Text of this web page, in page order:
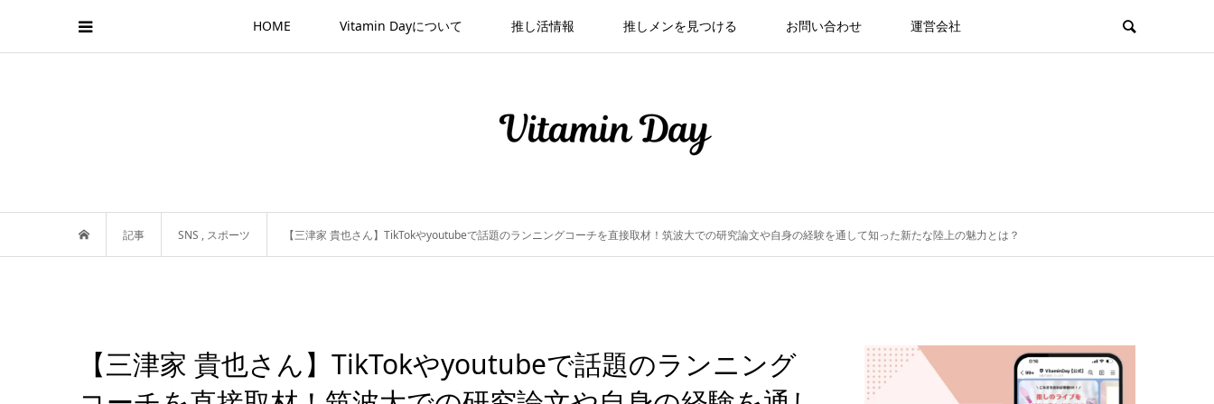
HOME Vitamin Dayについて 推し活情報 推しメンを見つける お問い合わせ 運営会社
記事 SNS , スポーツ 【三津家 貴也さん】TikTokやyoutubeで話題のランニングコーチを直接取材！筑波大での研究論文や自身の経験を通して知った新たな陸上の魅力とは？
【三津家 貴也さん】TikTokやyoutubeで話題のランニング